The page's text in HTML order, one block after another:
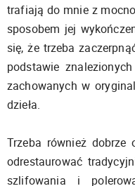
trafiają do mnie z
sposobem jej
się, że trzeba
podstawie
zachowanych w
dzieła.
Trzeba również dobrze
odrestaurować
szlifowania i